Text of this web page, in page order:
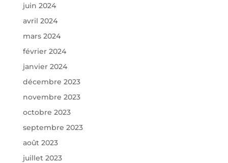
juin 2024
avril 2024
mars 2024
février 2024
janvier 2024
décembre 2023
novembre 2023
octobre 2023
septembre 2023
août 2023
juillet 2023